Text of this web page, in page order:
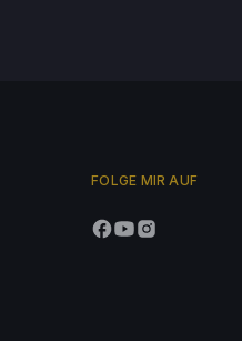
FOLGE MIR AUF